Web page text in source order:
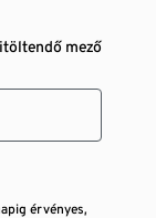
mező
érvényes,